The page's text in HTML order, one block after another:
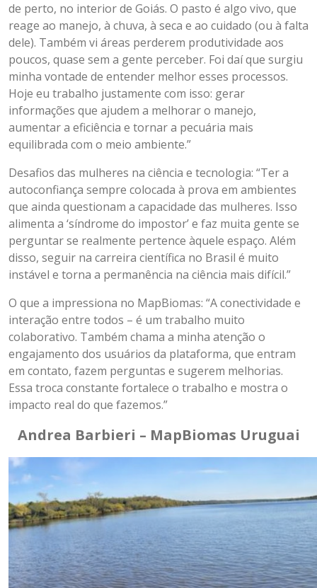
de perto, no interior de Goiás. O pasto é algo vivo, que
reage ao manejo, à chuva, à seca e ao cuidado (ou à falta
dele). Também vi áreas perderem produtividade aos
poucos, quase sem a gente perceber. Foi daí que surgiu
minha vontade de entender melhor esses processos.
Hoje eu trabalho justamente com isso: gerar
informações que ajudem a melhorar o manejo,
aumentar a eficiência e tornar a pecuária mais
equilibrada com o meio ambiente.”
Desafios das mulheres na ciência e tecnologia: “Ter a
autoconfiança sempre colocada à prova em ambientes
que ainda questionam a capacidade das mulheres. Isso
alimenta a ‘síndrome do impostor’ e faz muita gente se
perguntar se realmente pertence àquele espaço. Além
disso, seguir na carreira científica no Brasil é muito
instável e torna a permanência na ciência mais difícil.”
O que a impressiona no MapBiomas: “A conectividade e
interação entre todos – é um trabalho muito
colaborativo. Também chama a minha atenção o
engajamento dos usuários da plataforma, que entram
em contato, fazem perguntas e sugerem melhorias.
Essa troca constante fortalece o trabalho e mostra o
impacto real do que fazemos.”
Andrea Barbieri – MapBiomas Uruguai